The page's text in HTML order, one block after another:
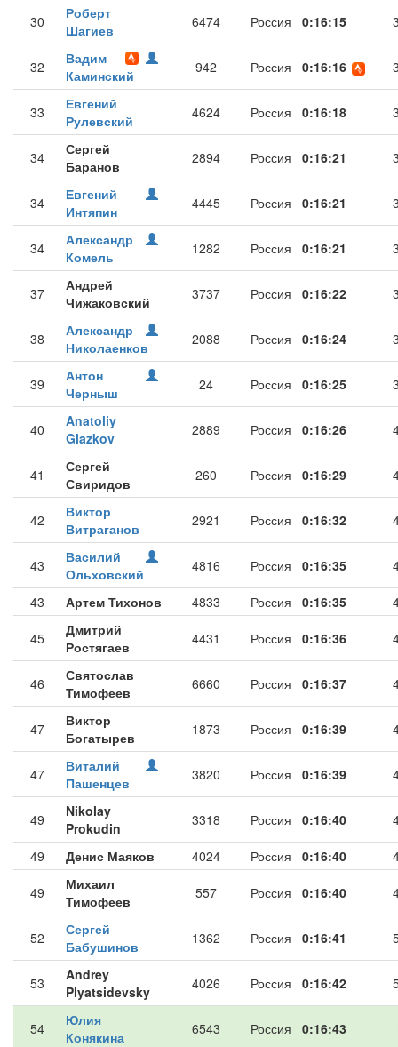
30
Роберт
Шагиев
6474 Россия 0:16:15
32
Вадим
Каминский
942 Россия 0:16:16
33
Евгений
Рулевский
4624 Россия 0:16:18
34
Сергей
Баранов
2894 Россия 0:16:21
34
Евгений
Интяпин
4445 Россия 0:16:21
34
Александр
Комель
1282 Россия 0:16:21
37
Андрей
Чижаковский
3737 Россия 0:16:22
38
Александр
Николаенков
2088 Россия 0:16:24
39
Антон
Черныш
24 Россия 0:16:25
40
Anatoliy
Glazkov
2889 Россия 0:16:26
41
Сергей
Свиридов
260 Россия 0:16:29
42
Виктор
Витраганов
2921 Россия 0:16:32
43
Василий
Ольховский
4816 Россия 0:16:35
43 Артем Тихонов 4833 Россия 0:16:35
45
Дмитрий
Ростягаев
4431 Россия 0:16:36
46
Святослав
Тимофеев
6660 Россия 0:16:37
47
Виктор
Богатырев
1873 Россия 0:16:39
47
Виталий
Пашенцев
3820 Россия 0:16:39
49
Nikolay
Prokudin
3318 Россия 0:16:40
49 Денис Маяков 4024 Россия 0:16:40
49
Михаил
Тимофеев
557 Россия 0:16:40
52
Сергей
Бабушинов
1362 Россия 0:16:41
53
Andrey
Plyatsidevsky
4026 Россия 0:16:42
54
Юлия
Конякина
6543 Россия 0:16:43